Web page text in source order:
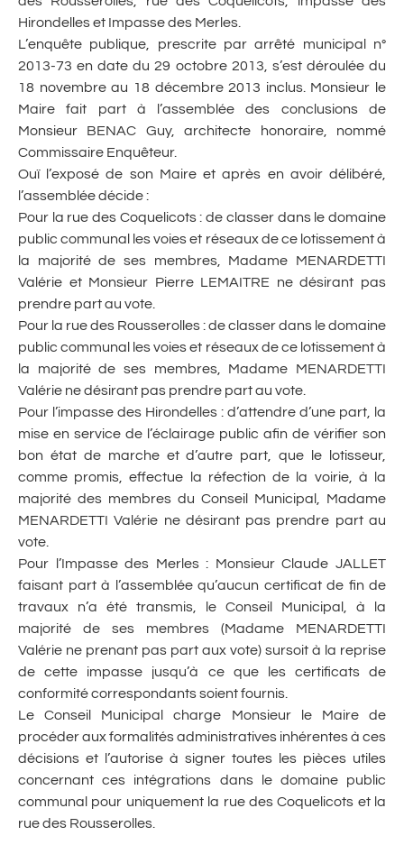
Hirondelles et Impasse des Merles.
L’enquête publique, prescrite par arrêté municipal n°
2013-73 en date du 29 octobre 2013, s’est déroulée du
18 novembre au 18 décembre 2013 inclus. Monsieur le
Maire fait part à l’assemblée des conclusions de
Monsieur BENAC Guy, architecte honoraire, nommé
Commissaire Enquêteur.
Ouï l’exposé de son Maire et après en avoir délibéré,
l’assemblée décide :
Pour la rue des Coquelicots : de classer dans le domaine
public communal les voies et réseaux de ce lotissement à
la majorité de ses membres, Madame MENARDETTI
Valérie et Monsieur Pierre LEMAITRE ne désirant pas
prendre part au vote.
Pour la rue des Rousserolles : de classer dans le domaine
public communal les voies et réseaux de ce lotissement à
la majorité de ses membres, Madame MENARDETTI
Valérie ne désirant pas prendre part au vote.
Pour l’impasse des Hirondelles : d’attendre d’une part, la
mise en service de l’éclairage public afin de vérifier son
bon état de marche et d’autre part, que le lotisseur,
comme promis, effectue la réfection de la voirie, à la
majorité des membres du Conseil Municipal, Madame
MENARDETTI Valérie ne désirant pas prendre part au
vote.
Pour l’Impasse des Merles : Monsieur Claude JALLET
faisant part à l’assemblée qu’aucun certificat de fin de
travaux n’a été transmis, le Conseil Municipal, à la
majorité de ses membres (Madame MENARDETTI
Valérie ne prenant pas part aux vote) sursoit à la reprise
de cette impasse jusqu’à ce que les certificats de
conformité correspondants soient fournis.
Le Conseil Municipal charge Monsieur le Maire de
procéder aux formalités administratives inhérentes à ces
décisions et l’autorise à signer toutes les pièces utiles
concernant ces intégrations dans le domaine public
communal pour uniquement la rue des Coquelicots et la
rue des Rousserolles.